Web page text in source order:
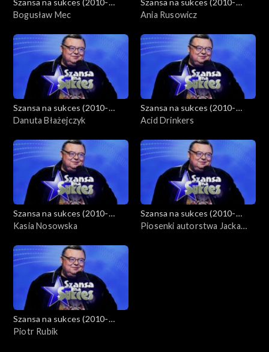
Szansa na sukces (2010-
2012)
Bogusław Mec
Szansa na sukces (2010-
2012)
Ania Rusowicz
Szansa na sukces (2010-
2012)
Danuta Błażejczyk
Szansa na sukces (2010-
2012)
Acid Drinkers
Szansa na sukces (2010-
2012)
Kasia Nosowska
Szansa na sukces (2010-
2012)
Piosenki autorstwa Jacka
Szansa na sukces (2010-
2012)
Piotr Rubik